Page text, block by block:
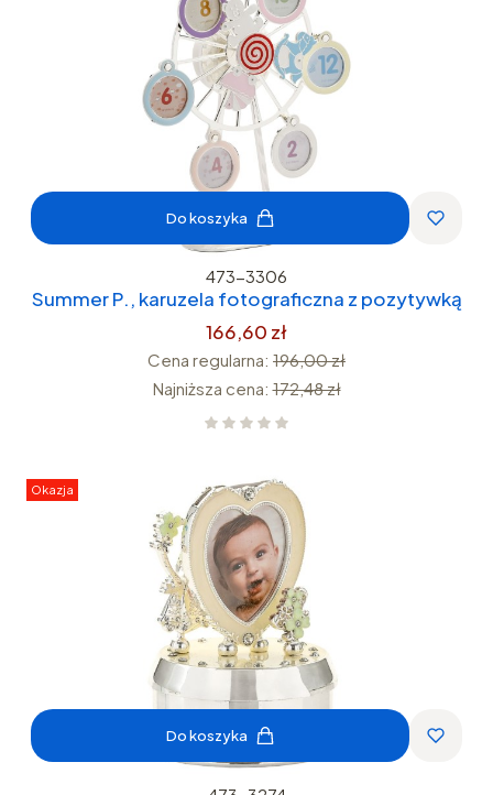
Do koszyka
473-3306
Summer P., karuzela fotograficzna z pozytywką
166,60 zł
Cena regularna: 196,00 zł
Najniższa cena: 172,48 zł
Okazja
Do koszyka